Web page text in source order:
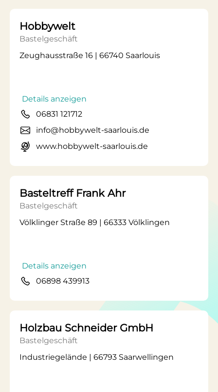
Hobbywelt
Bastelgeschäft
Zeughausstraße 16 | 66740 Saarlouis
Details anzeigen
06831 121712
info@hobbywelt-saarlouis.de
www.hobbywelt-saarlouis.de
Basteltreff Frank Ahr
Bastelgeschäft
Völklinger Straße 89 | 66333 Völklingen
Details anzeigen
06898 439913
Holzbau Schneider GmbH
Bastelgeschäft
Industriegelände | 66793 Saarwellingen